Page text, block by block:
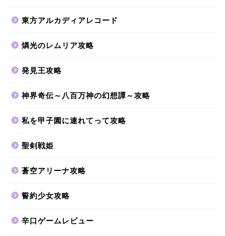
東方アルカディアレコード
燐光のレムリア攻略
発見王攻略
神界奇伝～八百万神の幻想譚～攻略
私を甲子園に連れてって攻略
聖剣戦姫
蒼空アリーナ攻略
誓約少女攻略
辛口ゲームレビュー